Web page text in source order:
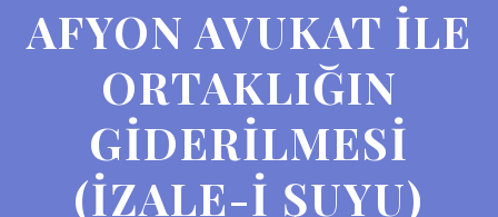
AFYON AVUKAT ILE
ORTAKLIĞIN
GIDERILMESI
(İZALE-I ŞUYU)